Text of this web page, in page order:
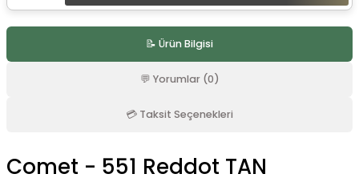
📝 Ürün Bilgisi
💬 Yorumlar (0)
💳 Taksit Seçenekleri
Comet - 551 Reddot TAN